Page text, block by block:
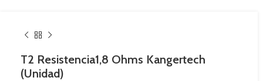
T2 Resistencia1,8 Ohms Kangertech
(Unidad)